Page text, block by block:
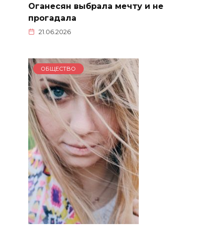
Оганесян выбрала мечту и не
прогадала
21.06.2026
ОБЩЕСТВО